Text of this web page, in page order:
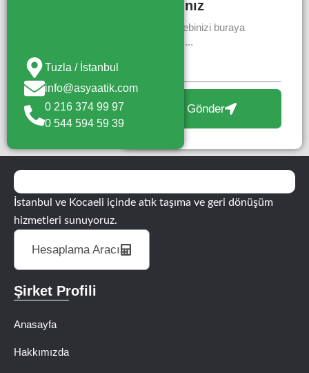
Tuzla / İstanbul
info@asyaatik.com
0 216 374 99 97
0 544 594 59 39
Mesajınız
Gönder
İstanbul ve Kocaeli içinde atık taşıma ve geri dönüşüm
hizmetleri sunuyoruz.
Hesaplama Aracı
Şirket Profili
Anasayfa
Hakkımızda